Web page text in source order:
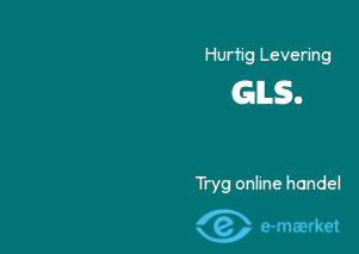
Hurtig Levering
Tryg online handel